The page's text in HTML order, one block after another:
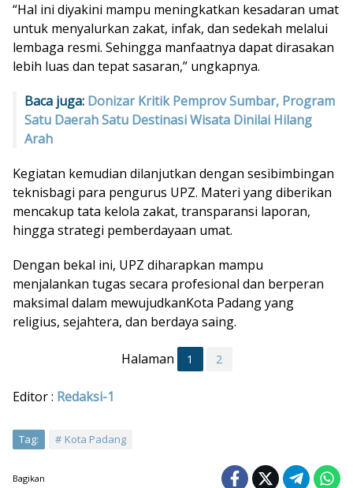
“Hal ini diyakini mampu meningkatkan kesadaran umat
untuk menyalurkan zakat, infak, dan sedekah melalui
lembaga resmi. Sehingga manfaatnya dapat dirasakan
lebih luas dan tepat sasaran,” ungkapnya.
Baca juga: Donizar Kritik Pemprov Sumbar, Program
Satu Daerah Satu Destinasi Wisata Dinilai Hilang
Arah
Kegiatan kemudian dilanjutkan dengan sesibimbingan
teknisbagi para pengurus UPZ. Materi yang diberikan
mencakup tata kelola zakat, transparansi laporan,
hingga strategi pemberdayaan umat.
Dengan bekal ini, UPZ diharapkan mampu
menjalankan tugas secara profesional dan berperan
maksimal dalam mewujudkanKota Padang yang
religius, sejahtera, dan berdaya saing.
Halaman 1 2
Editor : Redaksi-1
Tag: Kota Padang
Bagikan